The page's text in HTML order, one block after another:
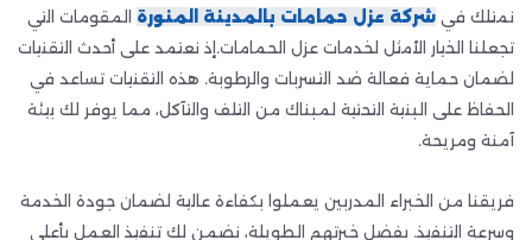
نمتلك في شركة عزل حمامات بالمدينة المنورة المقومات التي
تجعلنا الخيار الأمثل لخدمات عزل الحمامات.إذ نعتمد على أحدث التقنيات
لضمان حماية فعالة ضد التسربات والرطوبة. هذه التقنيات تساعد في
الحفاظ على البنية التحتية لمبناك من التلف والتآكل، مما يوفر لك بيئة
آمنة ومريحة.
فريقنا من الخبراء المدربين يعملوا بكفاءة عالية لضمان جودة الخدمة
وسرعة التنفيذ. بفضل خبرتهم الطويلة، نضمن لك تنفيذ العمل بأعلى